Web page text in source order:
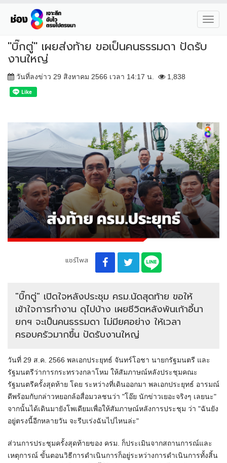
"บิ๊กตู่" เผยส่งท้าย ขอเป็นคนธรรมดา ปัดรับ
งานใหญ่
วันที่ลงข่าว 29 สิงหาคม 2566 เวลา 14:17 น. 1,838
แชร์โพส
"บิ๊กตู่" เปิดใจหลังประชุม ครม.นัดสุดท้าย ขอให้​
เข้าใจการทำงาน​ ดุไปบ้าง เผยชีวิตหลังพ้นเก้าอี้นา
ยกฯ จะเป็นคนธรรมดา ไม่มียศอย่าง​ ให้เวลา
ครอบครัวมากขึ้น​ ปัดรับงานใหญ่
วันที่ 29 ส.ค. 2566 พลเอกประยุทธ์​ จันทร์โอชา​ นายกรัฐมนตรี และ
รัฐมนตรีว่าการกระทรวงกลาโหม ให้สัมภาษณ์หลังประชุมคณะ
รัฐมนตรีครั้งสุดท้าย โดย ระหว่างที่เดินออกมา พลเอกประยุทธ์ อารมณ์
ดีพร้อมกับกล่าวหยอกล้อสื่อมวลชนว่า "โอ๊ย​ นักข่าวเยอะจริงๆ เลยนะ"
จากนั้นได้เดินมายังโพเดียมเพื่อให้สัมภาษณ์หลังการประชุม ว่า​ "ฉันยัง
อยู่ตรงนี้อีกหลายวัน จะรีบเร่งฉันไปไหนล่ะ"
ส่วนการประชุมครั้งสุดท้ายของ ครม. ก็ประเมินจากสถานการณ์และ
เหตุการณ์ ขั้นตอนวิธีการดำเนินการก็อยู่ระหว่างการดำเนินการทั้งสิ้น